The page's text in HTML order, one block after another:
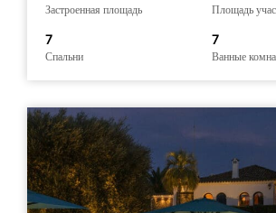
Застроенная площадь Площадь
7
Спальни
7
Ванные